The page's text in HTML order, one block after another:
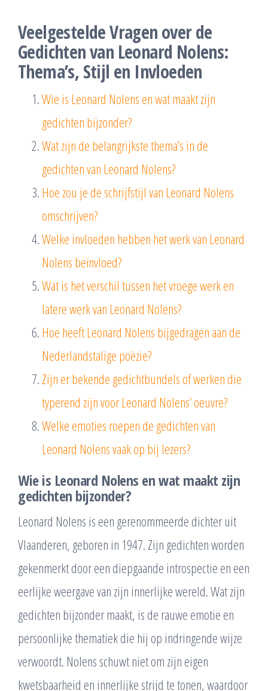
Veelgestelde Vragen over de
Gedichten van Leonard Nolens:
Thema’s, Stijl en Invloeden
Wie is Leonard Nolens en wat maakt zijn
gedichten bijzonder?
Wat zijn de belangrijkste thema’s in de
gedichten van Leonard Nolens?
Hoe zou je de schrijfstijl van Leonard Nolens
omschrijven?
Welke invloeden hebben het werk van Leonard
Nolens beïnvloed?
Wat is het verschil tussen het vroege werk en
latere werk van Leonard Nolens?
Hoe heeft Leonard Nolens bijgedragen aan de
Nederlandstalige poëzie?
Zijn er bekende gedichtbundels of werken die
typerend zijn voor Leonard Nolens’ oeuvre?
Welke emoties roepen de gedichten van
Leonard Nolens vaak op bij lezers?
Wie is Leonard Nolens en wat maakt zijn
gedichten bijzonder?
Leonard Nolens is een gerenommeerde dichter uit
Vlaanderen, geboren in 1947. Zijn gedichten worden
gekenmerkt door een diepgaande introspectie en een
eerlijke weergave van zijn innerlijke wereld. Wat zijn
gedichten bijzonder maakt, is de rauwe emotie en
persoonlijke thematiek die hij op indringende wijze
verwoordt. Nolens schuwt niet om zijn eigen
kwetsbaarheid en innerlijke strijd te tonen, waardoor